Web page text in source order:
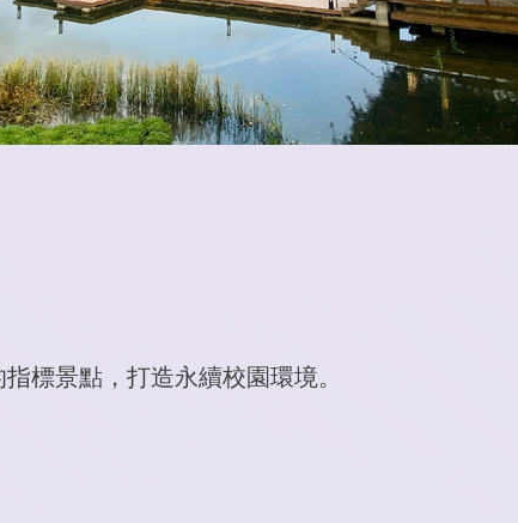
指標景點 ， 打造永續校園環境。